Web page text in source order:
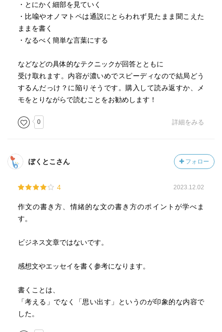
・とにかく細部を見ていく
・比喩やオノマトペは通説にとらわれず見たまま聞こえた
ままを書く
・なるべく簡単な言葉にする
などなどの具体的なテクニックが回答とともに
受け取れます。内容が濃いめでスピーディなので結局どう
するんだっけ？に陥りそうです。購入して読み返すか、メ
モをとりながらで読むことをお勧めします！
0 詳細をみる
ぼくとこさん フォロー
4 2023.12.02
作文の書き方、情緒的な文の書き方のポイントが学べま
す。
ビジネス文章ではないです。
感想文やエッセイを書く参考になります。
書くことは、
「考える」でなく「思い出す」というのが印象的な内容で
した。